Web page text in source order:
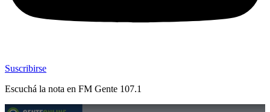
Suscribirse
Escuchá la nota en FM Gente 107.1